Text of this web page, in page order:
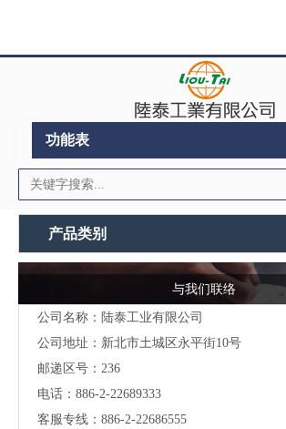
功能表
产品类别
与我们联络
公司名称：陆泰工业有限公司
公司地址： 新北市土城区永平街10号
邮递区号：236
电话：886-2-22689333
客服专线：886-2-22686555